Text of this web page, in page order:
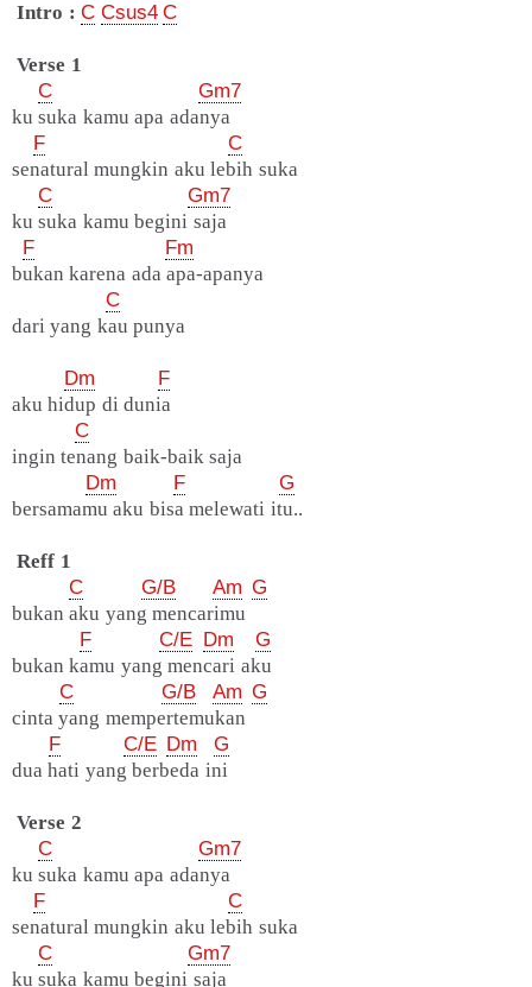
Intro : C Csus4 C
Verse 1
C
Gm7
ku suka kamu apa adanya
F
C
senatural mungkin aku lebih suka
C
Gm7
ku suka kamu begini saja
F
Fm
bukan karena ada apa-apanya
C
dari yang kau punya
Dm
F
aku hidup di dunia
C
ingin tenang baik-baik saja
Dm
F
G
bersamamu aku bisa melewati itu..
Reff 1
C
G/B Am G
bukan aku yang mencarimu
F
C/E Dm
G
bukan kamu yang mencari aku
C
G/B Am G
cinta yang mempertemukan
F
C/E Dm
G
dua hati yang berbeda ini
Verse 2
C
Gm7
ku suka kamu apa adanya
F
C
senatural mungkin aku lebih suka
C
Gm7
ku suka kamu begini saja